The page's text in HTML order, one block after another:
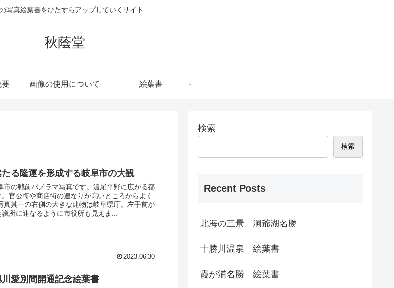
写真絵葉書をひたすらアップしていくサイト
秋蔭堂
要 画像の使用について 絵葉書
る隆運を形成する岐阜市の大観
市の戦前パノラマ写真です。濃尾平野に広がる都
官公衙や商店街の連なりが高いところからよく
真其一の右側の大きな建物は岐阜県庁。左手前が
所に連なるように市役所も見えま...
2023.06.30
愛別間開通記念絵葉書
検索
検索
Recent Posts
北海の三景 洞爺湖名勝
十勝川温泉 絵葉書
霞が浦名勝 絵葉書